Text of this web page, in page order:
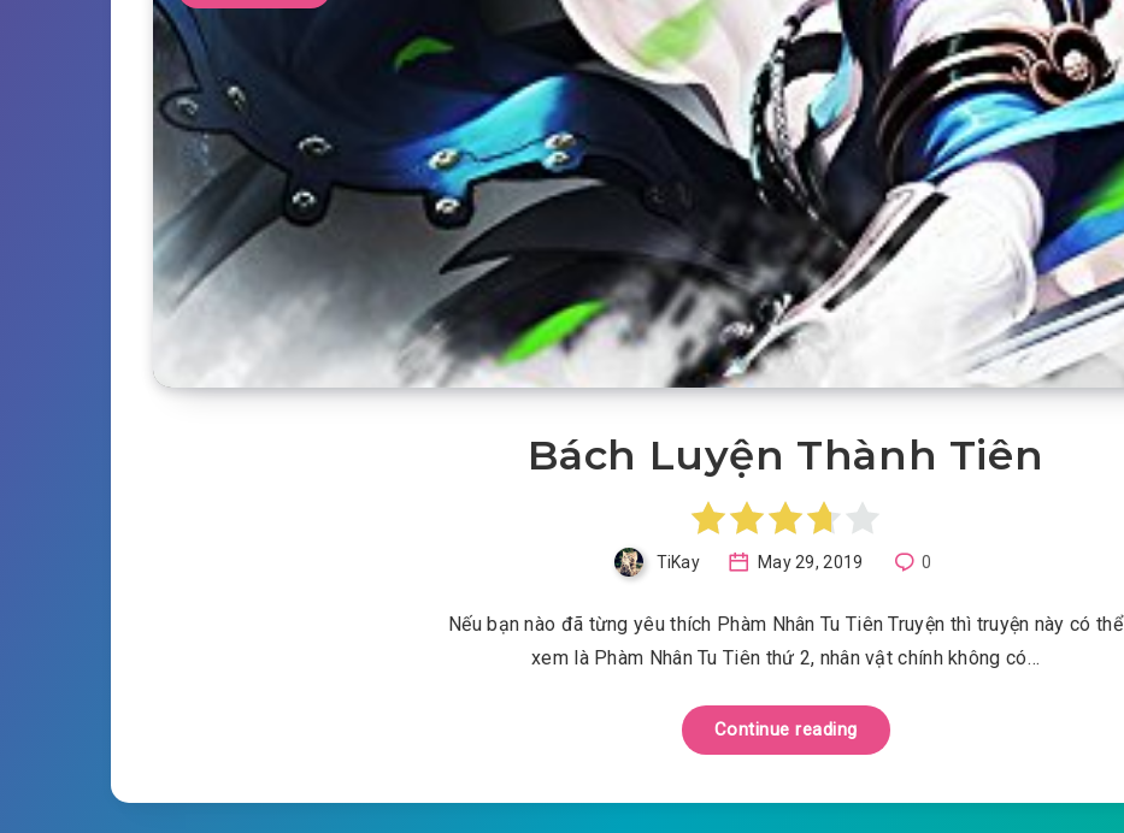
Bách Luyện Thành Tiên
TiKay May 29, 2019 0
Nếu bạn nào đã từng yêu thích Phàm Nhân Tu Tiên Truyện thì truyện này có thể
xem là Phàm Nhân Tu Tiên thứ 2, nhân vật chính không có…
Continue reading